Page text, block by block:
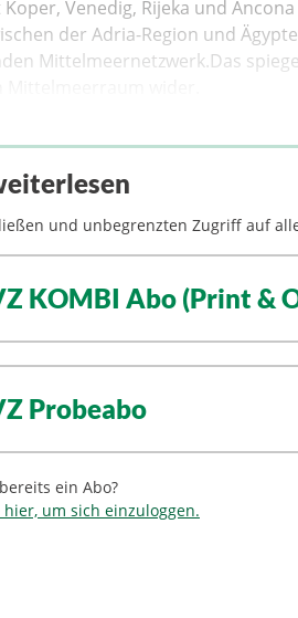
Venedig, Rijeka und
der Adria-Region und
Mittelmeernetzwerk.Das
und unbegrenzten Zugriff auf
KOMBI Abo (Print &
Probeabo
ein Abo?
hier, um sich einzuloggen.